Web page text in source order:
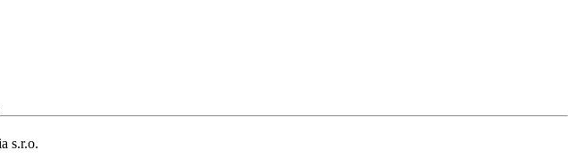
s.r.o.